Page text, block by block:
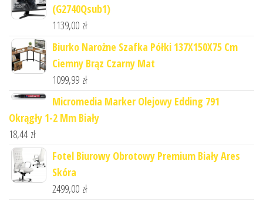
(G2740Qsub1)
1139,00 zł
Biurko Narożne Szafka Półki 137X150X75 Cm
Ciemny Brąz Czarny Mat
1099,99 zł
Micromedia Marker Olejowy Edding 791
Okrągły 1-2 Mm Biały
18,44 zł
Fotel Biurowy Obrotowy Premium Biały Ares
Skóra
2499,00 zł